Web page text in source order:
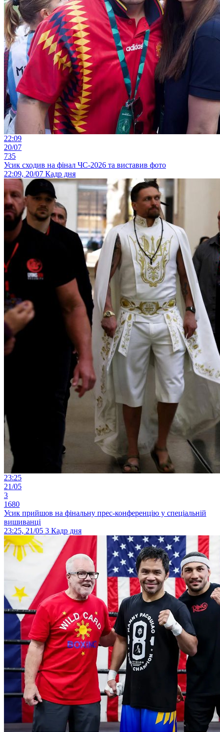
22:09
20/07
735
Усик сходив на фінал ЧС-2026 та виставив фото
22:09, 20/07 Кадр дня
23:25
21/05
3
1680
Усик прийшов на фінальну прес-конференцію у спеціальній
вишиванці
23:25, 21/05 3 Кадр дня